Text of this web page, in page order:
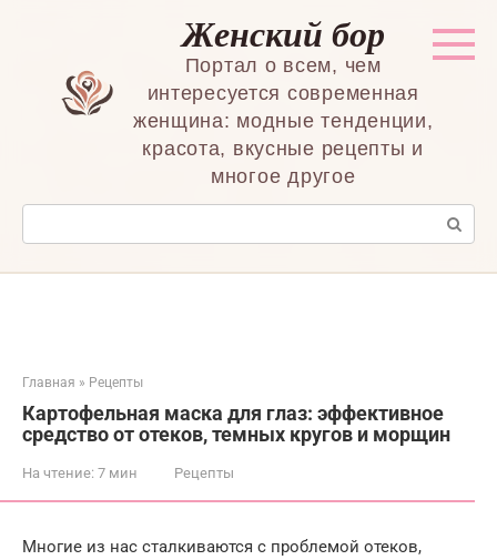
Женский бор
Портал о всем, чем
интересуется современная
женщина: модные тенденции,
красота, вкусные рецепты и
многое другое
Поиск:
Главная » Рецепты
Картофельная маска для глаз: эффективное
средство от отеков, темных кругов и морщин
На чтение: 7 мин Рецепты
Многие из нас сталкиваются с проблемой отеков,